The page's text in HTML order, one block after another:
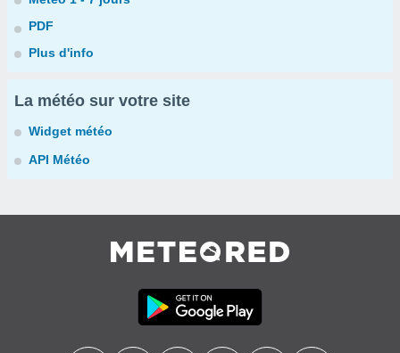
PDF
Plus d'info
La météo sur votre site
Widget météo
API Météo